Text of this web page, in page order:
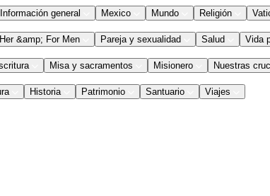
Información general Mexico Mundo Religión
&amp; For Men Pareja y sexualidad Salud Vida
Misa y sacramentos Misionero Nuestras
Historia Patrimonio Santuario Viajes